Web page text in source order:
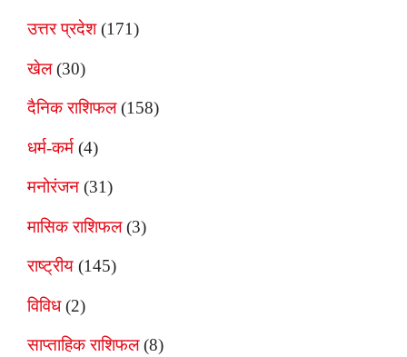
उत्तर प्रदेश(171)
खेल(30)
दैनिक राशिफल(158)
धर्म-कर्म (4)
मनोरंजन (31)
मासिक राशिफल(3)
राष्ट्रीय (145)
विविध(2)
साप्ताहिक राशिफल(8)